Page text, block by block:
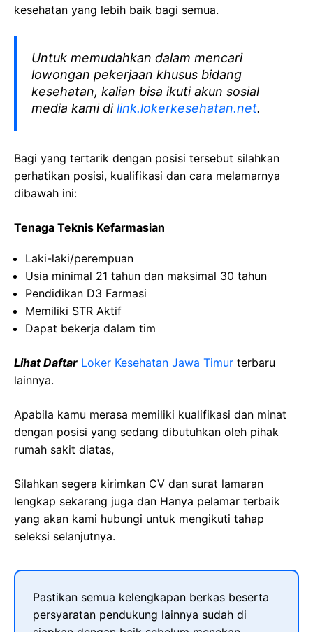
kesehatan yang lebih baik bagi semua.
Untuk memudahkan dalam mencari
lowongan pekerjaan khusus bidang
kesehatan, kalian bisa ikuti akun sosial
media kami dilink.lokerkesehatan.net.
Bagi yang tertarik dengan posisi tersebut silahkan
perhatikan posisi, kualifikasi dan cara melamarnya
dibawah ini:
Tenaga Teknis Kefarmasian
Laki-laki/perempuan
Usia minimal 21 tahun dan maksimal 30 tahun
Pendidikan D3 Farmasi
Memiliki STR Aktif
Dapat bekerja dalam tim
Lihat Daftar Loker Kesehatan Jawa Timur terbaru
lainnya.
Apabila kamu merasa memiliki kualifikasi dan minat
dengan posisi yang sedang dibutuhkan oleh pihak
rumah sakit diatas,
Silahkan segera kirimkan CV dan surat lamaran
lengkap sekarang juga dan Hanya pelamar terbaik
yang akan kami hubungi untuk mengikuti tahap
seleksi selanjutnya.
Pastikan semua kelengkapan berkas beserta
persyaratan pendukung lainnya sudah di